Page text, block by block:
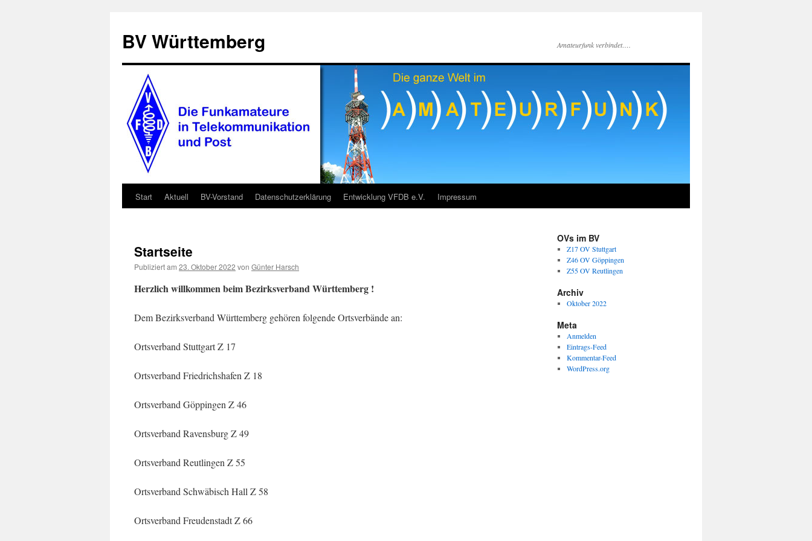
BV Württemberg Amateurfunk verbindet….
ZumStart Aktuell BV-Vorstand Datenschutzerklärung Entwicklung VFDB e.V. Impressum
Startseite
Publiziert am 23. Oktober 2022 von Günter Harsch
Herzlich willkommen beim Bezirksverband Württemberg !
Dem Bezirksverband Württemberg gehören folgende Ortsverbände an:
Ortsverband Stuttgart Z 17
Ortsverband Friedrichshafen Z 18
Ortsverband Göppingen Z 46
Ortsverband Ravensburg Z 49
Ortsverband Reutlingen Z 55
Ortsverband Schwäbisch Hall Z 58
Ortsverband Freudenstadt Z 66
OVs im BV
Z17 OV Stuttgart
Z46 OV Göppingen
Z55 OV Reutlingen
Archiv
Oktober 2022
Meta
Anmelden
Eintrags-Feed
Kommentar-Feed
WordPress.org